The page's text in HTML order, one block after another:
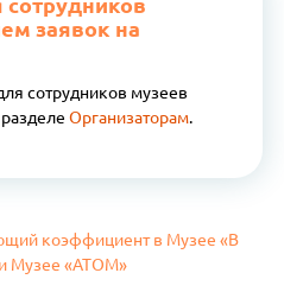
заявок на
сотрудников музеев
Организаторам.
коэффициент в Музее «В
Музее «АТОМ»